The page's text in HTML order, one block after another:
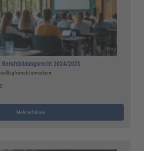
Berufsbildungsrecht 2024/2025
korrekt umsetzen
Mehr erfahren